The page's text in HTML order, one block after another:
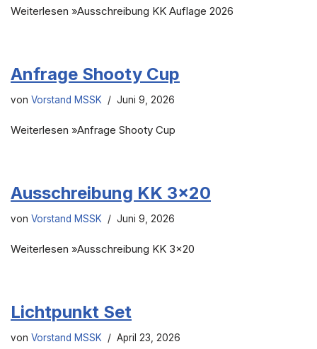
Weiterlesen »Ausschreibung KK Auflage 2026
Anfrage Shooty Cup
von Vorstand MSSK Juni 9, 2026
Weiterlesen »Anfrage Shooty Cup
Ausschreibung KK 3×20
von Vorstand MSSK Juni 9, 2026
Weiterlesen »Ausschreibung KK 3×20
Lichtpunkt Set
von Vorstand MSSK April 23, 2026